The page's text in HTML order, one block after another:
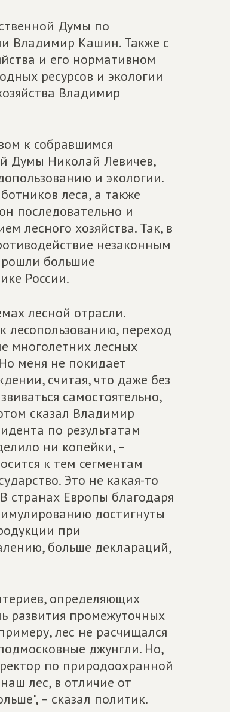
Думы по
Владимир Кашин. Также с
и его нормативном
ресурсов и экологии
Владимир
к собравшимся
Думы Николай Левичев,
и экологии.
леса, а также
последовательно и
лесного хозяйства. Так, в
незаконным
большие
России.
лесной отрасли.
лесопользованию, переход
многолетних лесных
меня не покидает
считая, что даже без
самостоятельно,
сказал Владимир
по результатам
ни копейки, –
к тем сегментам
Это не какая-то
странах Европы благодаря
достигнуты
при
больше деклараций,
определяющих
развития промежуточных
лес не расчищался
джунгли. Но,
по природоохранной
лес, в отличие от
– сказал политик.